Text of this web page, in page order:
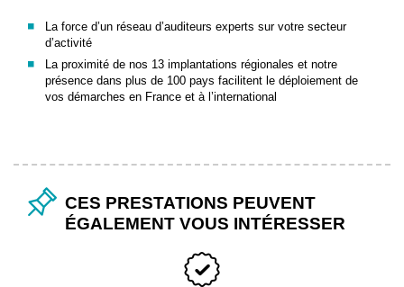
La force d’un réseau d’auditeurs experts sur votre secteur
d’activité
La proximité de nos 13 implantations régionales et notre
présence dans plus de 100 pays facilitent le déploiement de
vos démarches en France et à l’international
CES PRESTATIONS PEUVENT
ÉGALEMENT VOUS INTÉRESSER